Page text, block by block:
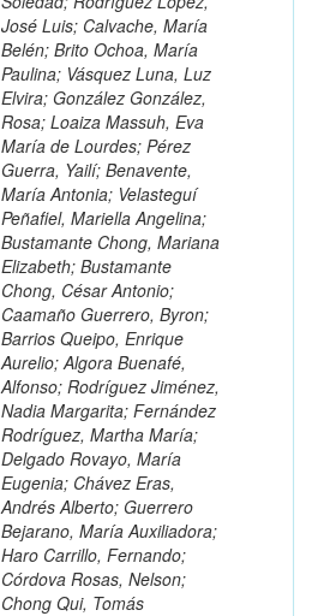
José Luis; Calvache, María
Belén; Brito Ochoa, María
Paulina; Vásquez Luna, Luz
Elvira; González González,
Rosa; Loaiza Massuh, Eva
María de Lourdes; Pérez
Guerra, Yailí; Benavente,
María Antonia; Velasteguí
Peñafiel, Mariella Angelina;
Bustamante Chong, Mariana
Elizabeth; Bustamante
Chong, César Antonio;
Caamaño Guerrero, Byron;
Barrios Queipo, Enrique
Aurelio; Algora Buenafé,
Alfonso; Rodríguez Jiménez,
Nadia Margarita; Fernández
Rodríguez, Martha María;
Delgado Rovayo, María
Eugenia; Chávez Eras,
Andrés Alberto; Guerrero
Bejarano, María Auxiliadora;
Haro Carrillo, Fernando;
Córdova Rosas, Nelson;
Chong Qui, Tomás